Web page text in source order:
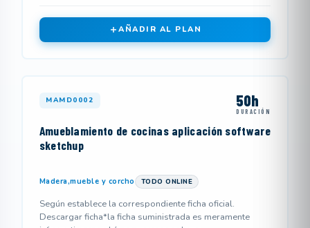
AÑADIR AL PLAN
MAMD0002 50h
DURACIÓN
Amueblamiento de cocinas aplicación software
sketchup
Madera,mueble y corcho TODO ONLINE
Según establece la correspondiente ficha oficial.
Descargar ficha*la ficha suministrada es meramente